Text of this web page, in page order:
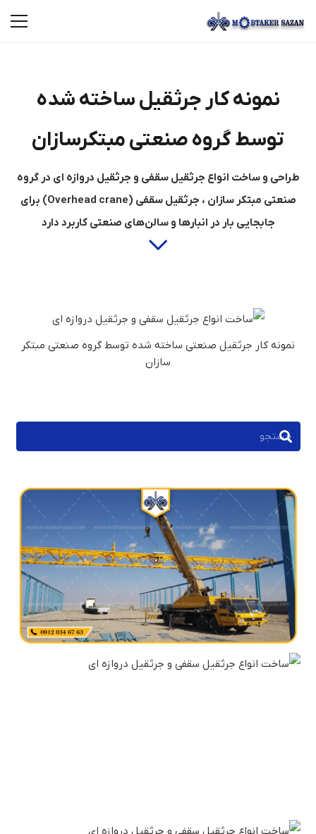
نمونه کار جرثقیل ساخته شده
توسط گروه صنعتی مبتکرسازان
طراحی و ساخت انواع جرثقیل سقفی و جرثقیل دروازه ای در گروه
صنعتی مبتکر سازان ، جرثقیل سقفی (Overhead crane) برای
جابجایی بار در انبارها و سالن‌های صنعتی کاربرد دارد
نمونه کار جرثقیل صنعتی ساخته شده توسط گروه صنعتی مبتکر
سازان